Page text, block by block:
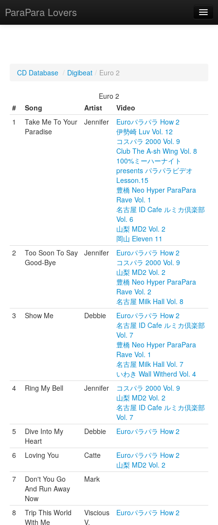
ParaPara Lovers
TechPara Video Database
CD Database
CD Database / Digibeat / Euro 2
Euro 2
#
Song Artist
Video
1
Take Me To Your
Paradise
Jennifer
Euroパラパラ How 2
伊勢崎 Luv Vol. 12
コスパラ 2000 Vol. 9
Club The A-sh Wing Vol. 8
100%ミーハーナイト
presents パラパラビデオ
Lesson.15
豊橋 Neo Hyper ParaPara
Rave Vol. 1
名古屋 ID Cafe ルミカ倶楽部
Vol. 6
山梨 MD2 Vol. 2
岡山 Eleven 11
2
Too Soon To Say
Good-Bye
Jennifer
Euroパラパラ How 2
コスパラ 2000 Vol. 9
山梨 MD2 Vol. 2
豊橋 Neo Hyper ParaPara
Rave Vol. 2
名古屋 Milk Hall Vol. 8
3
Show Me Debbie
Euroパラパラ How 2
名古屋 ID Cafe ルミカ倶楽部
Vol. 7
豊橋 Neo Hyper ParaPara
Rave Vol. 1
名古屋 Milk Hall Vol. 7
いわき Wall Witherd Vol. 4
4
Ring My Bell Jennifer
コスパラ 2000 Vol. 9
山梨 MD2 Vol. 2
名古屋 ID Cafe ルミカ倶楽部
Vol. 7
5
Dive Into My
Heart
Debbie Euroパラパラ How 2
6 Loving You Catte
Euroパラパラ How 2
山梨 MD2 Vol. 2
7
Don't You Go
And Run Away
Now
Mark
8
Trip This World
With Me
Viscious
V.
Euroパラパラ How 2